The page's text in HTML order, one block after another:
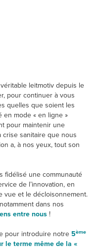
véritable leitmotiv depuis le
pour continuer à vous
quelles que soient les
en mode « en ligne »
pour maintenir une
crise sanitaire que nous
a, à nos yeux, tout son
fidélisé une communauté
de l’innovation, en
vue et le décloisonnement.
dans nos
entre nous !
pour introduire notre 5ème
le terme même de la «